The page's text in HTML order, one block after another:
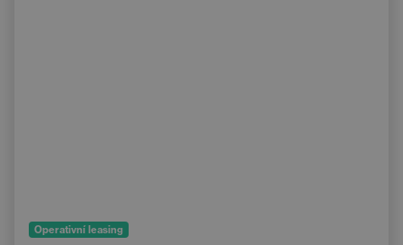
Operativní leasing